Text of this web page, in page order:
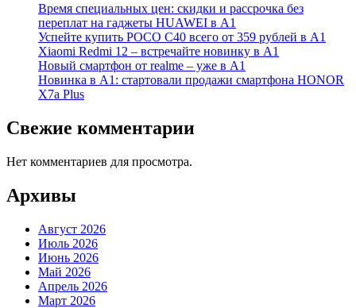
Время специальных цен: скидки и рассрочка без
переплат на гаджеты HUAWEI в А1
Успейте купить POCO C40 всего от 359 рублей в А1
Xiaomi Redmi 12 – встречайте новинку в А1
Новый смартфон от realme – уже в А1
Новинка в А1: стартовали продажи смартфона HONOR
X7a Plus
Свежие комментарии
Нет комментариев для просмотра.
Архивы
Август 2026
Июль 2026
Июнь 2026
Май 2026
Апрель 2026
Март 2026